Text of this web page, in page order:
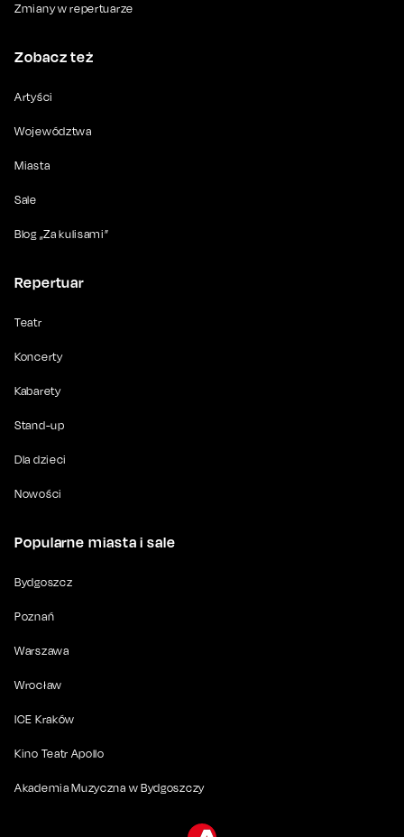
Zmiany w repertuarze
Zobacz też
Artyści
Województwa
Miasta
Sale
Blog „Za kulisami”
Repertuar
Teatr
Koncerty
Kabarety
Stand-up
Dla dzieci
Nowości
Popularne miasta i sale
Bydgoszcz
Poznań
Warszawa
Wrocław
ICE Kraków
Kino Teatr Apollo
Akademia Muzyczna w Bydgoszczy